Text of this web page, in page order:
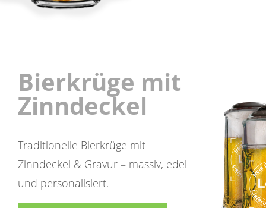
Bierkrüge mit
Zinndeckel
Traditionelle Bierkrüge mit
Zinndeckel & Gravur – massiv, edel
und personalisiert.